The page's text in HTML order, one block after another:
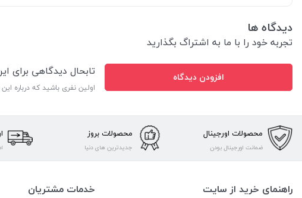
دیدگاه ها
تجربه خود را با ما به اشتراگ بگذارید
افزودن دیدگاه تابحال دیدگاهی
اولین نفری باشید که درباره
محصولات اورجینال
ضمانت اورجینال بودن
محصولات بروز
جدیدترین های دنیا
راهنمای خرید از سایت خدمات مشتریان